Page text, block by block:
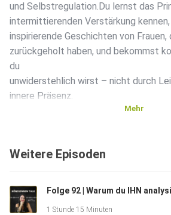
und Selbstregulation.Du lernst das
intermittierenden Verstärkung
inspirierende Geschichten von Frauen,
zurückgeholt haben, und bekommst
du
unwiderstehlich wirst – nicht durch
innere Präsenz.
im Coaching-Programm:
rce=youtube
Mehr
Weitere Episoden
1 Stunde 15 Minuten